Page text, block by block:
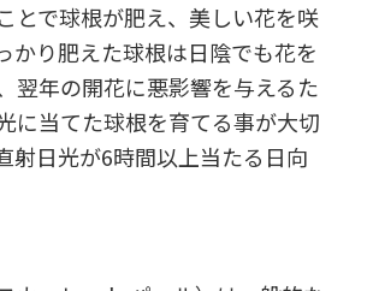
とで球根が肥え、美しい花を咲
かり肥えた球根は日陰でも花を
翌年の開花に悪影響を与えるた
に当てた球根を育てる事が大切
射日光が6時間以上当たる日向